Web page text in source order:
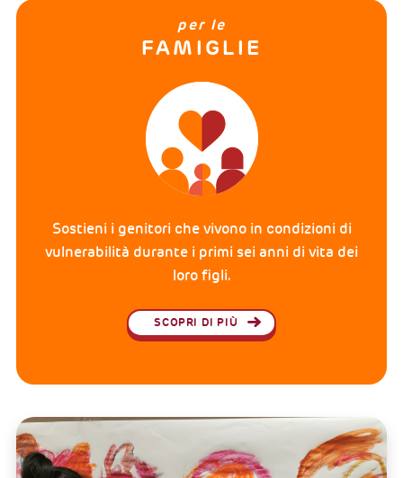
per le
FAMIGLIE
Sostieni i genitori che vivono in condizioni di
vulnerabilità durante i primi sei anni di vita dei
loro figli.
SCOPRI DI PIÙ